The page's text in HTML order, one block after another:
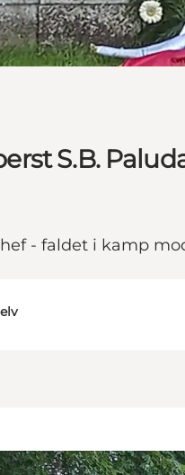
S.B.
- faldet i kamp